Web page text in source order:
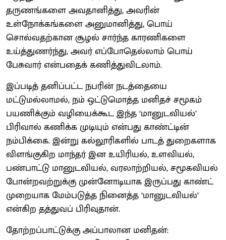
தருணங்களை அவதானித்து, அவரின்
உள்நோக்கங்களை அனுமானித்து, பொய்
சொல்வதற்கான சூழல் சார்ந்த காரணிகளை
உய்த்துணர்ந்து, அவர் எப்போதெல்லாம் பொய்
பேசுவார் என்பதைக் கணித்துவிடலாம்.
இப்படித் தனிப்பட்ட நபரின் நடத்தையை
மட்டுமல்லாமல், நம் ஒட்டுமொத்த மனிதச் சமூகம்
பயணிக்கும் வழியைக்கூட இந்த ‘மானுடவியல்’
பிரிவால் கணிக்க முடியும் என்பது காண்ட்டின்
நம்பிக்கை. இன்று கல்லூரிகளில் பாடத் துறைகளாக
விளங்குகிற மாந்தர் இன உயிரியல், உளவியல்,
பண்பாட்டு மானுடவியல், வரலாற்றியல், சமூகவியல்
போன்றவற்றுக்கு முன்னோடியாக இருப்பது காண்ட்
முறையாக மேம்படுத்த நினைத்த ‘மானுடவியல்’
என்கிற தத்துவப் பிரிவுதான்.
தோற்றப்பாட்டுக்கு அப்பாலான மனிதன்: